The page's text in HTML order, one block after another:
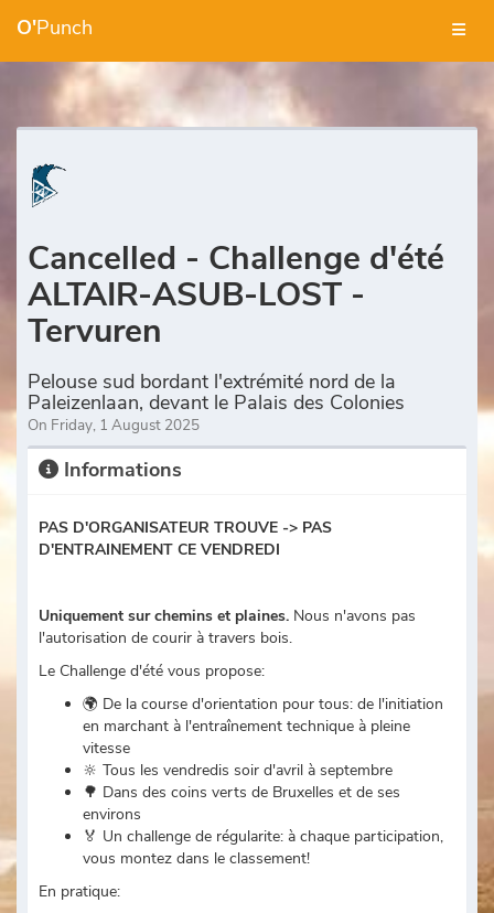
O'Punch
Cancelled - Challenge d'été
ALTAIR-ASUB-LOST -
Tervuren
Pelouse sud bordant l'extrémité nord de la
Paleizenlaan, devant le Palais des Colonies
On Friday, 1 August 2025
Informations
PAS D'ORGANISATEUR TROUVE -> PAS
D'ENTRAINEMENT CE VENDREDI
Uniquement sur chemins et plaines. Nous n'avons pas
l'autorisation de courir à travers bois.
Le Challenge d'été vous propose:
🌍 De la course d'orientation pour tous: de l'initiation
en marchant à l'entraînement technique à pleine
vitesse
🔆 Tous les vendredis soir d'avril à septembre
🌳 Dans des coins verts de Bruxelles et de ses
environs
🏅 Un challenge de régularite: à chaque participation,
vous montez dans le classement!
En pratique: